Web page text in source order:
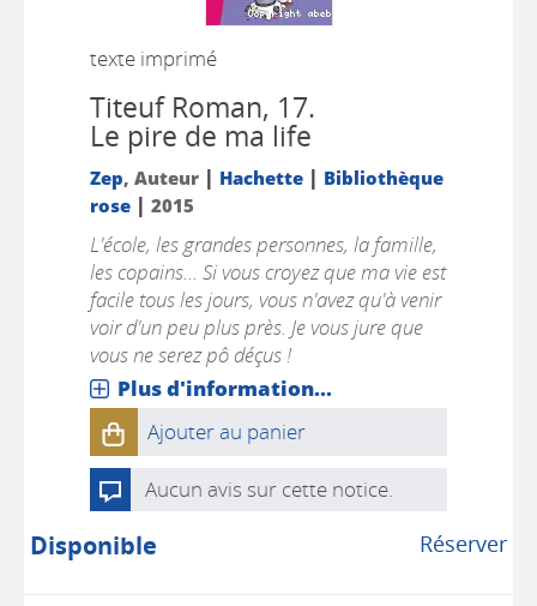
texte imprimé
Titeuf Roman, 17.
Le pire de ma life
Zep, Auteur | Hachette| Bibliothèque
rose| 2015
L'école, les grandes personnes, la famille,
les copains... Si vous croyez que ma vie est
facile tous les jours, vous n'avez qu'à venir
voir d'un peu plus près. Je vous jure que
vous ne serez pô déçus !
Plus d'information...
Ajouter au panier
Aucun avis sur cette notice.
Réserver
Disponible